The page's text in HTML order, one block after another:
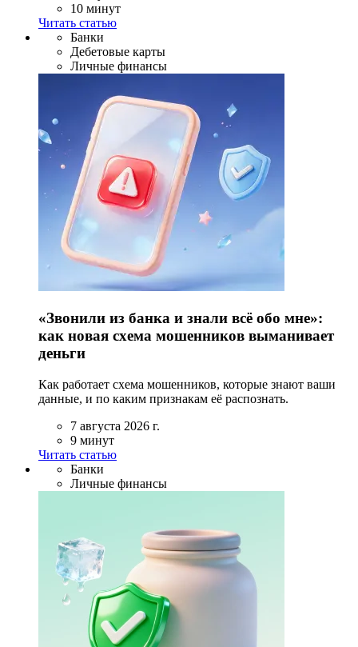
10 минут
Читать статью
Банки
Дебетовые карты
Личные финансы
«Звонили из банка и знали всё обо мне»:
как новая схема мошенников выманивает
деньги
Как работает схема мошенников, которые знают ваши
данные, и по каким признакам её распознать.
7 августа 2026 г.
9 минут
Читать статью
Банки
Личные финансы